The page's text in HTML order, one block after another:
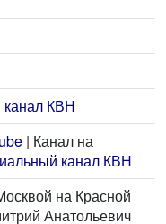
КВН
| Канал на
канал КВН
на Красной
Анатольевич